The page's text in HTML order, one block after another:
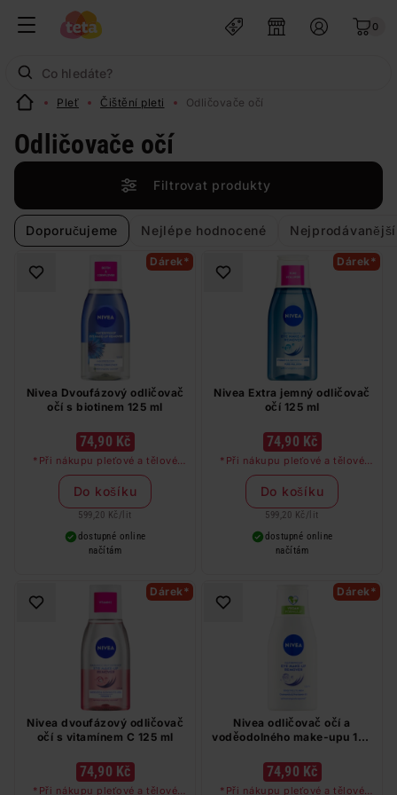
0
Pleť Čištění pleti Odličovače očí
Odličovače očí
Filtrovat produkty
Doporučujeme Nejlépe hodnocené Nejprodávanější
Dárek*
Nivea Dvoufázový odličovač
očí s biotinem 125 ml
74,90 Kč
*Při nákupu pleťové a tělové
péče značky Nivea a Labello v
hodnotě nad 249 Kč dostanete
odličovač očí zdarma
Do košíku
599,20 Kč / lit
dostupné online
načítám
Dárek*
Nivea Extra jemný odličovač
očí 125 ml
74,90 Kč
*Při nákupu pleťové a tělové
péče značky Nivea a Labello v
hodnotě nad 249 Kč dostanete
odličovač očí zdarma
Do košíku
599,20 Kč / lit
dostupné online
načítám
Dárek*
Nivea dvoufázový odličovač
očí s vitamínem C 125 ml
74,90 Kč
*Při nákupu pleťové a tělové
Dárek*
Nivea odličovač očí a
voděodolného make-upu 125
74,90 Kč
*Při nákupu pleťové a tělové